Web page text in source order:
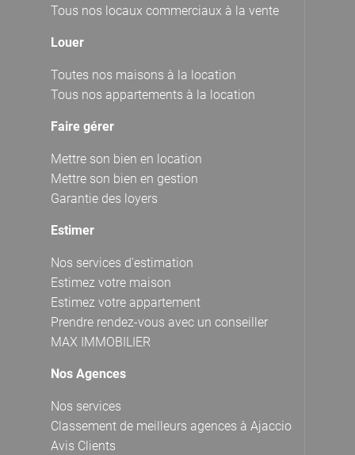
Tous nos locaux commerciaux à la vente
Louer
Toutes nos maisons à la location
Tous nos appartements à la location
Faire gérer
Mettre son bien en location
Mettre son bien en gestion
Garantie des loyers
Estimer
Nos services d'estimation
Estimez votre maison
Estimez votre appartement
Prendre rendez-vous avec un conseiller
MAX IMMOBILIER
Nos Agences
Nos services
Classement de meilleurs agences à Ajaccio
Avis Clients